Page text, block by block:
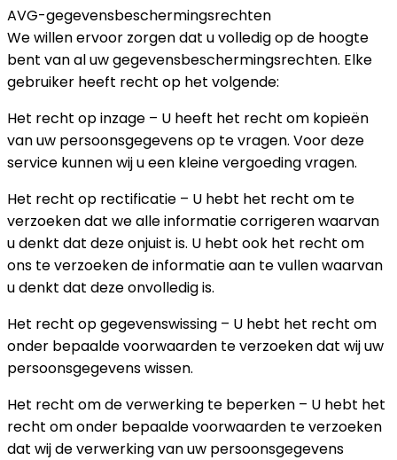
AVG-gegevensbeschermingsrechten
We willen ervoor zorgen dat u volledig op de hoogte
bent van al uw gegevensbeschermingsrechten. Elke
gebruiker heeft recht op het volgende:
Het recht op inzage – U heeft het recht om kopieën
van uw persoonsgegevens op te vragen. Voor deze
service kunnen wij u een kleine vergoeding vragen.
Het recht op rectificatie – U hebt het recht om te
verzoeken dat we alle informatie corrigeren waarvan
u denkt dat deze onjuist is. U hebt ook het recht om
ons te verzoeken de informatie aan te vullen waarvan
u denkt dat deze onvolledig is.
Het recht op gegevenswissing – U hebt het recht om
onder bepaalde voorwaarden te verzoeken dat wij uw
persoonsgegevens wissen.
Het recht om de verwerking te beperken – U hebt het
recht om onder bepaalde voorwaarden te verzoeken
dat wij de verwerking van uw persoonsgegevens